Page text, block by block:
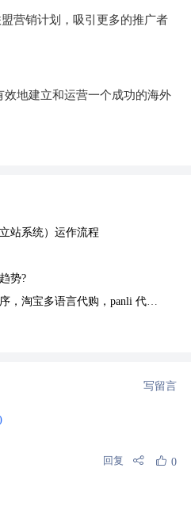
营销计划，吸引更多的推广者
地建立和运营一个成功的海外
站系统）运作流程
势?
panli 代购，淘宝代购系统，淘宝海外代购系统
写留言
回复 0